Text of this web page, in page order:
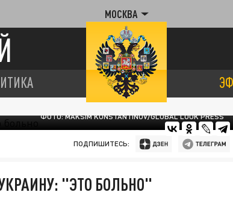
МОСКВА
ФОТО: MAKSIM KONSTANTINOV/GLOBAL LOOK PRESS
ПОДПИШИТЕСЬ:
"ЭТО БОЛЬНО"